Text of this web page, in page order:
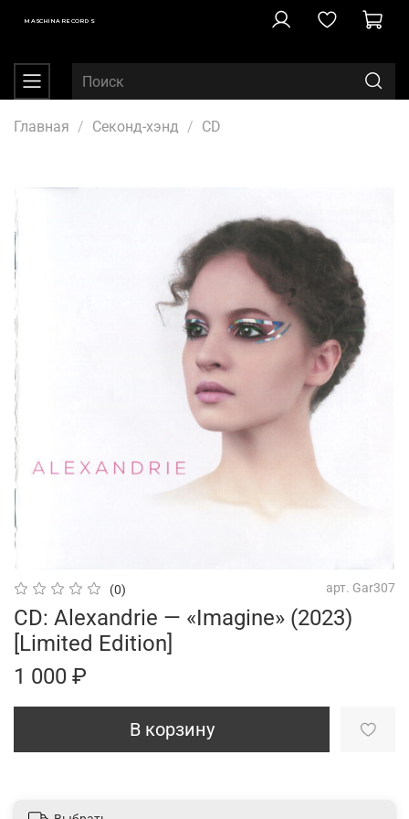
MASCHINA RECORDS
Главная Секонд-хэнд CD
(0) арт. Gar307
CD: Alexandrie — «Imagine» (2023)
[Limited Edition]
1 000 ₽
В корзину